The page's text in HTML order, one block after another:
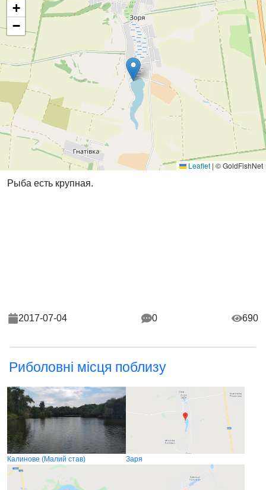
+
−
Leaflet | © GoldFishNet
Рыба есть крупная.
2017-07-04 0 690
Риболовні місця поблизу
Калинове (Малий став) Заря